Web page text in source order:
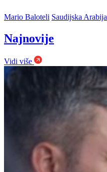
Mario Baloteli Saudijska Arabija
Najnovije
Vidi više